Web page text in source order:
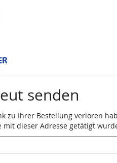
senden
zu Ihrer Bestellung verloren
mit dieser Adresse getätigt